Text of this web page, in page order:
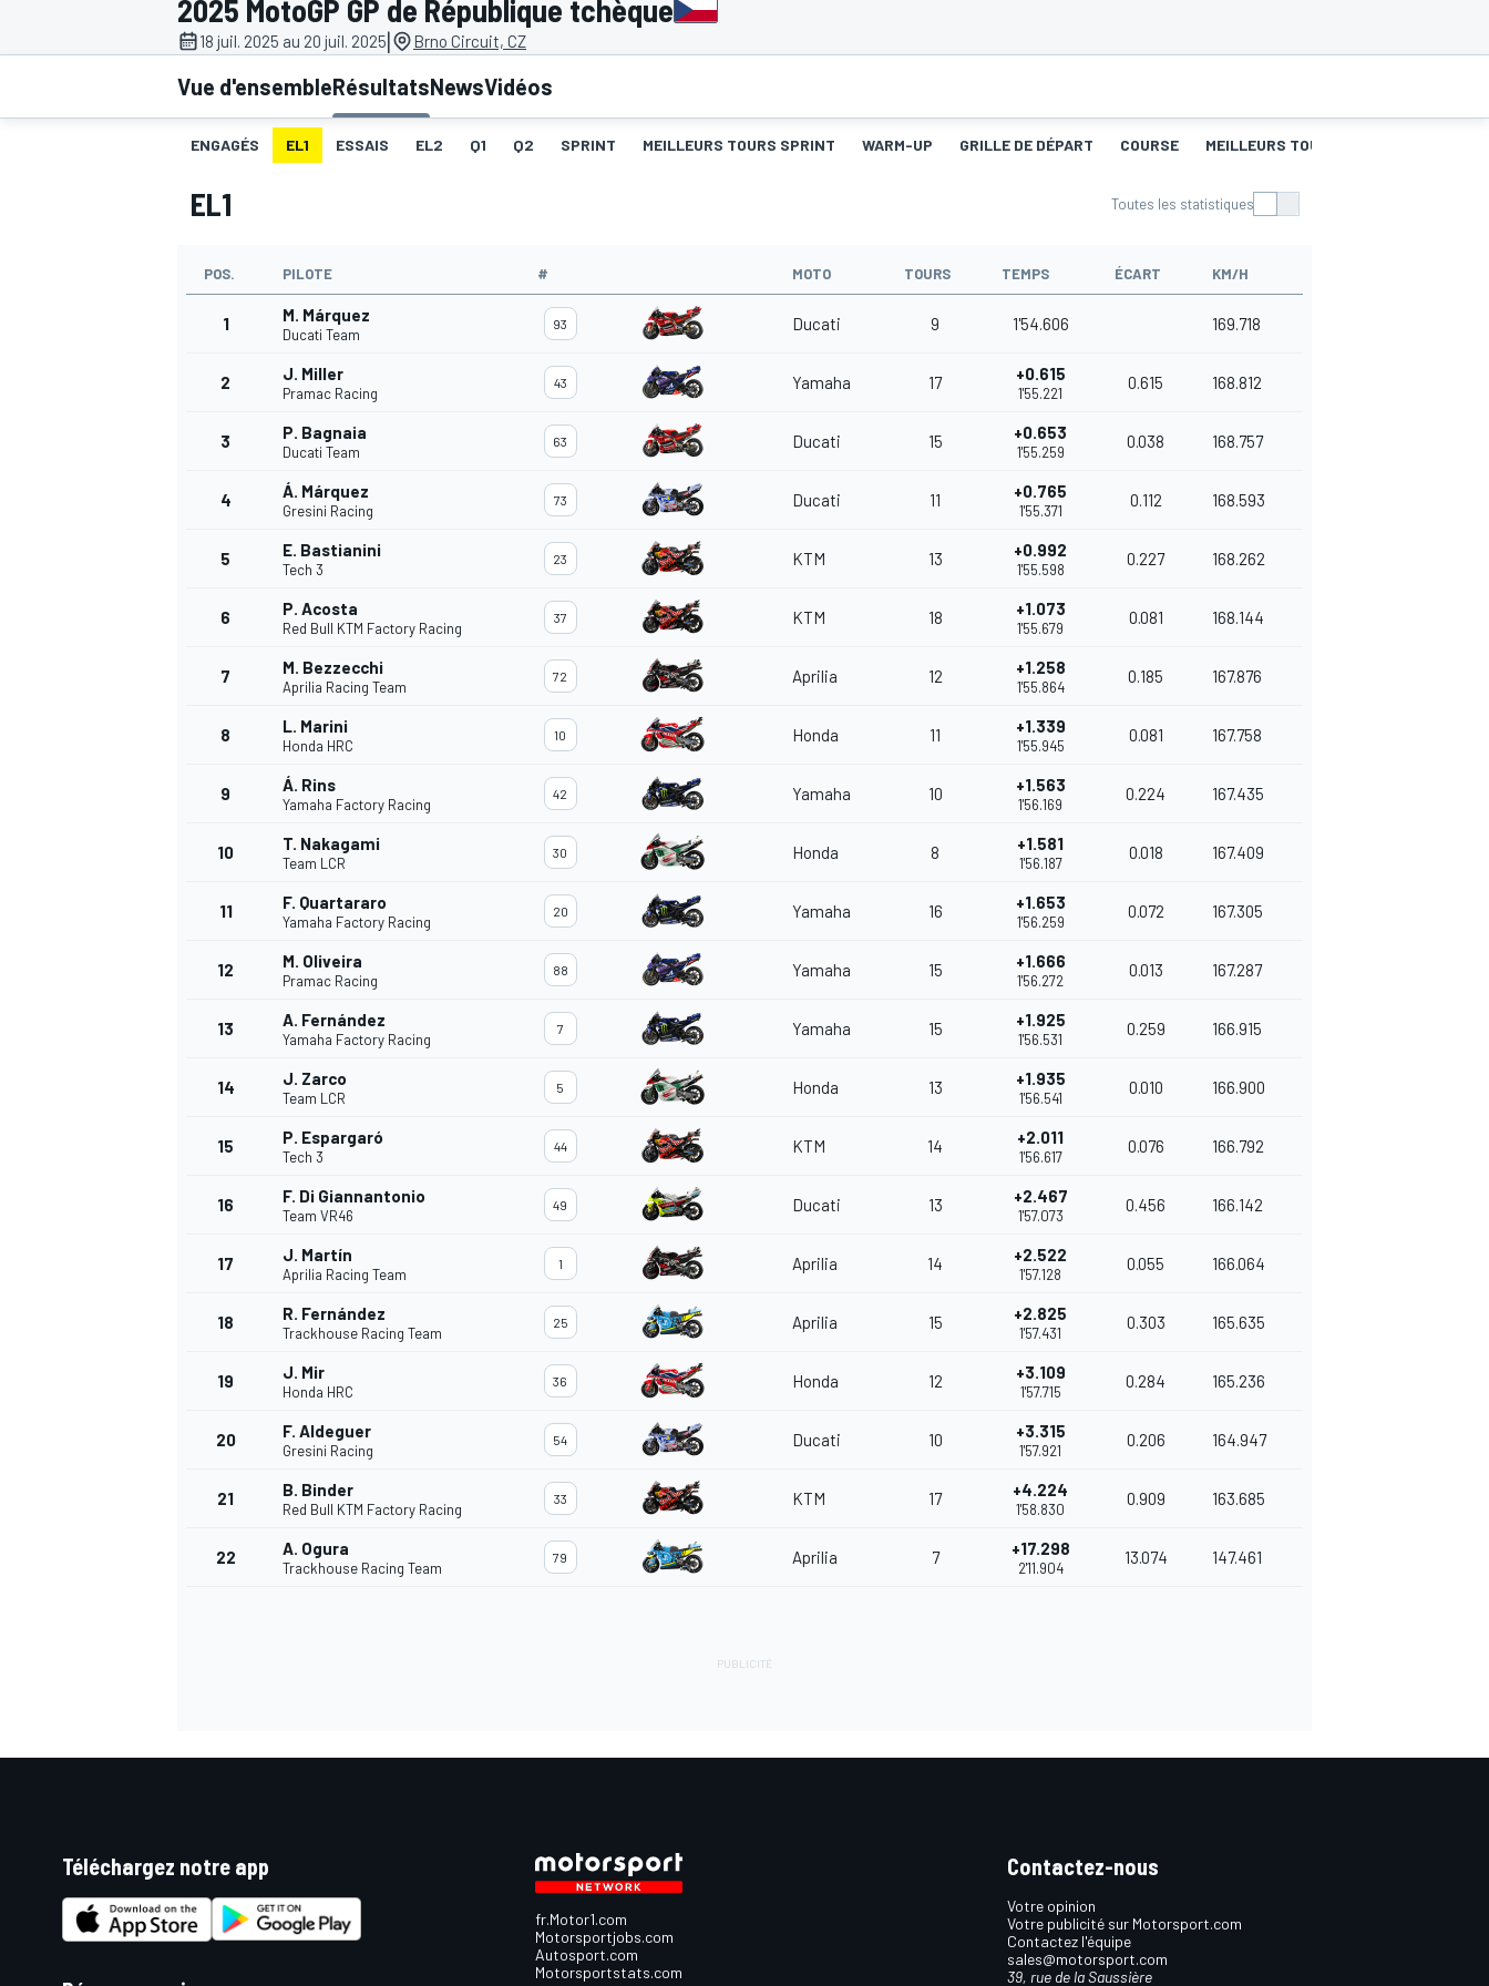
2025 MotoGP GP de République tchèque
18 juil. 2025 au 20 juil. 2025| Brno Circuit, CZ
Vue d'ensembleRésultatsNewsVidéos
ENGAGÉS EL1 ESSAIS EL2 Q1 Q2 SPRINT MEILLEURS TOURS SPRINT WARM-UP GRILLE DE DÉPART COURSE MEILLEURS TOURS
EL1 Toutes les statistiques
POS. PILOTE # MOTO TOURS TEMPS ÉCART KM/H
1 M. Márquez
Ducati Team
93 Ducati 9 1'54.606 169.718
2 J. Miller
Pramac Racing
43 Yamaha 17 +0.615
1'55.221
0.615 168.812
3 P. Bagnaia
Ducati Team
63 Ducati 15 +0.653
1'55.259
0.038 168.757
4 Á. Márquez
Gresini Racing
73 Ducati 11 +0.765
1'55.371
0.112 168.593
5 E. Bastianini
Tech 3
23 KTM 13 +0.992
1'55.598
0.227 168.262
6 P. Acosta
Red Bull KTM Factory Racing
37 KTM 18 +1.073
1'55.679
0.081 168.144
7 M. Bezzecchi
Aprilia Racing Team
72 Aprilia 12 +1.258
1'55.864
0.185 167.876
8 L. Marini
Honda HRC
10 Honda 11 +1.339
1'55.945
0.081 167.758
9 Á. Rins
Yamaha Factory Racing
42 Yamaha 10 +1.563
1'56.169
0.224 167.435
10 T. Nakagami
Team LCR
30 Honda 8 +1.581
1'56.187
0.018 167.409
11 F. Quartararo
Yamaha Factory Racing
20 Yamaha 16 +1.653
1'56.259
0.072 167.305
12 M. Oliveira
Pramac Racing
88 Yamaha 15 +1.666
1'56.272
0.013 167.287
13 A. Fernández
Yamaha Factory Racing
7 Yamaha 15 +1.925
1'56.531
0.259 166.915
14 J. Zarco
Team LCR
5 Honda 13 +1.935
1'56.541
0.010 166.900
15 P. Espargaró
Tech 3
44 KTM 14 +2.011
1'56.617
0.076 166.792
16 F. Di Giannantonio
Team VR46
49 Ducati 13 +2.467
1'57.073
0.456 166.142
17 J. Martín
Aprilia Racing Team
1 Aprilia 14 +2.522
1'57.128
0.055 166.064
18 R. Fernández
Trackhouse Racing Team
25 Aprilia 15 +2.825
1'57.431
0.303 165.635
19 J. Mir
Honda HRC
36 Honda 12 +3.109
1'57.715
0.284 165.236
20 F. Aldeguer
Gresini Racing
54 Ducati 10 +3.315
1'57.921
0.206 164.947
21 B. Binder
Red Bull KTM Factory Racing
33 KTM 17 +4.224
1'58.830
0.909 163.685
22 A. Ogura
Trackhouse Racing Team
79 Aprilia 7 +17.298
2'11.904
13.074 147.461
Téléchargez notre app
fr.Motor1.com
Motorsportjobs.com
Autosport.com
Motorsportstats.com
Contactez-nous
Votre opinion
Votre publicité sur Motorsport.com
Contactez l'équipe
sales@motorsport.com
39, rue de la Saussière